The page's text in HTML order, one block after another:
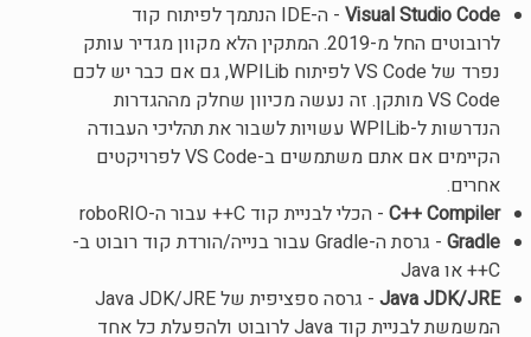
Visual Studio Code
- ה-IDE הנתמך לפיתוח קוד
לרובוטים החל מ-2019. המתקין הלא מקוון מגדיר עותק
נפרד של VS Code לפיתוח WPILib, גם אם כבר יש לכם
VS Code מותקן. זה נעשה מכיוון שחלק מההגדרות
הנדרשות ל-WPILib עשויות לשבור את תהליכי העבודה
הקיימים אם אתם משתמשים ב-VS Code לפרויקטים
אחרים.
C++ Compiler- הכלי לבניית קוד C++ עבור ה-roboRIO
Gradle
- גרסת ה-Gradle עבור בנייה/הורדת קוד רובוט ב-
C++ או Java
Java JDK/JRE
- גרסה ספציפית של Java JDK/JRE
המשמשת לבניית קוד Java לרובוט ולהפעלת כל אחד